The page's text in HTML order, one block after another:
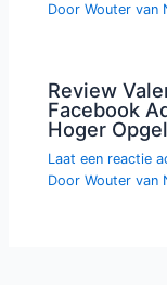
DoorWouter van
Review
Facebook
Hoger
Laat een reactie
DoorWouter van